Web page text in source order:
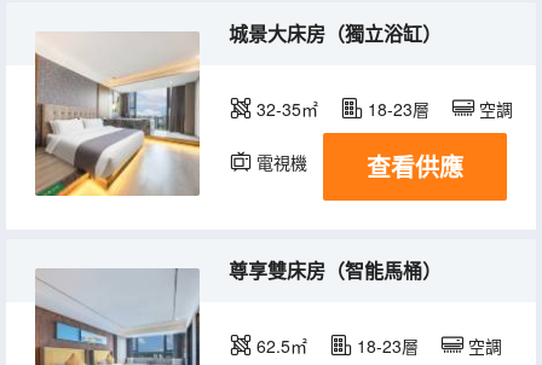
城景大床房（獨立浴缸）
32-35㎡ 18-23層 空調
電視機 冰箱
查看供應
尊享雙床房（智能馬桶）
62.5㎡ 18-23層 空調